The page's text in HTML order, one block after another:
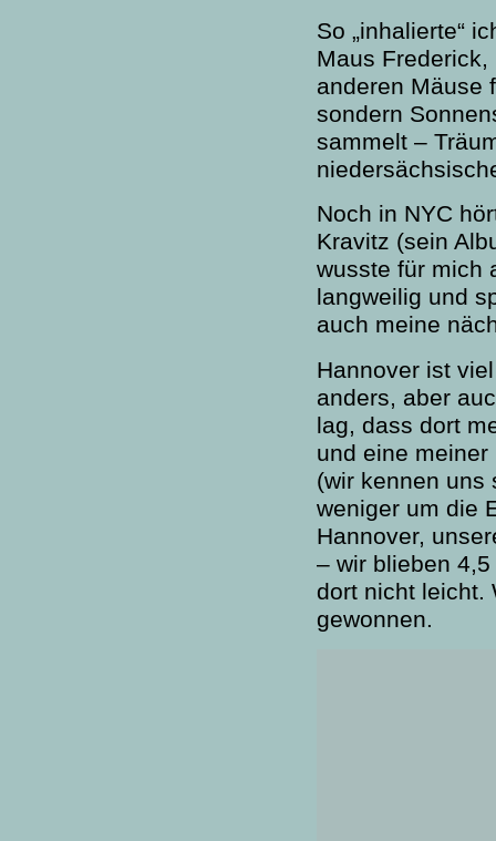
So „inhalierte“
Maus
anderen Mäuse
sondern
sammelt –
Noch in NYC
Kravitz (sein
wusste für mich
langweilig und
auch meine
Hannover ist
anders, aber
lag, dass dort
und eine
(wir kennen uns
weniger um die
Hannover,
– wir blieben
dort nicht leicht.
gewonnen.